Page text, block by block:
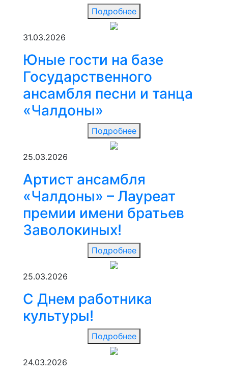
Подробнее
31.03.2026
Юные гости на базе
Государственного
ансамбля песни и танца
«Чалдоны»
Подробнее
25.03.2026
Артист ансамбля
«Чалдоны» – Лауреат
премии имени братьев
Заволокиных!
Подробнее
25.03.2026
С Днем работника
культуры!
Подробнее
24.03.2026